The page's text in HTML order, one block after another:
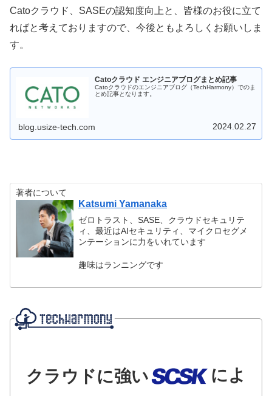
Catoクラウド、SASEの認知度向上と、皆様のお役に立て
ればと考えておりますので、今後ともよろしくお願いしま
す。
Catoクラウド エンジニアブログまとめ記事
Catoクラウドのエンジニアブログ（TechHarmony）でのま
とめ記事となります。
blog.usize-tech.com 2024.02.27
著者について
Katsumi Yamanaka
ゼロトラスト、SASE、クラウドセキュリテ
ィ、最近はAIセキュリティ、マイクロセグメ
ンテーションに力をいれています
趣味はランニングです
クラウドに強い
によ